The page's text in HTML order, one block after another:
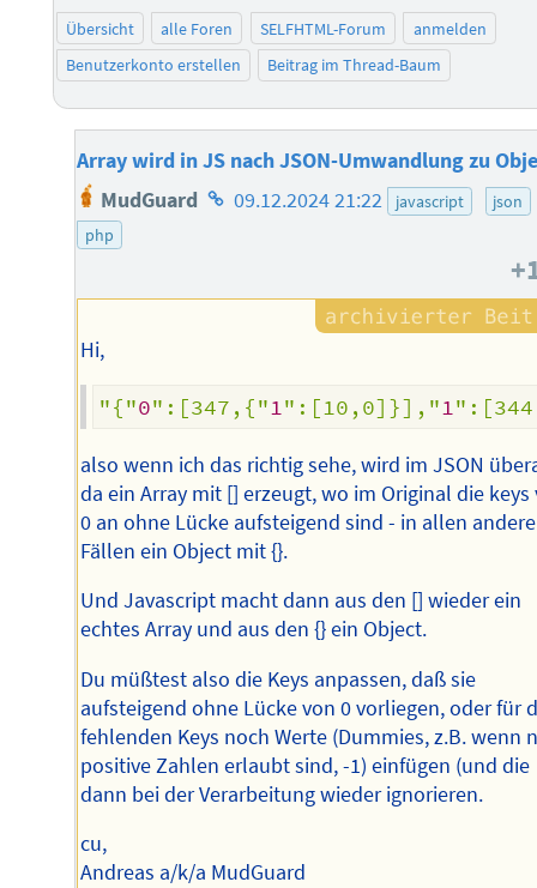
Übersicht alle Foren SELFHTML-Forum
anmelden
Benutzerkonto erstellen
Beitrag im Thread-Baum
Array wird in JS nach JSON-Umwandlung zu
MudGuard Homepage
09.12.2024 21:22 javascript
json
php
Hi,
"{"0":[347,{"1":[10,0]}],"1
also wenn ich das richtig sehe, wird im JSON
da ein Array mit [] erzeugt, wo im Original die keys
0 an ohne Lücke aufsteigend sind - in allen
Fällen ein Object mit {}.
Und Javascript macht dann aus den [] wieder ein
echtes Array und aus den {} ein Object.
Du müßtest also die Keys anpassen, daß sie
aufsteigend ohne Lücke von 0 vorliegen, oder für
fehlenden Keys noch Werte (Dummies, z.B. wenn
positive Zahlen erlaubt sind, -1) einfügen (und die
dann bei der Verarbeitung wieder ignorieren.
cu,
Andreas a/k/a MudGuard